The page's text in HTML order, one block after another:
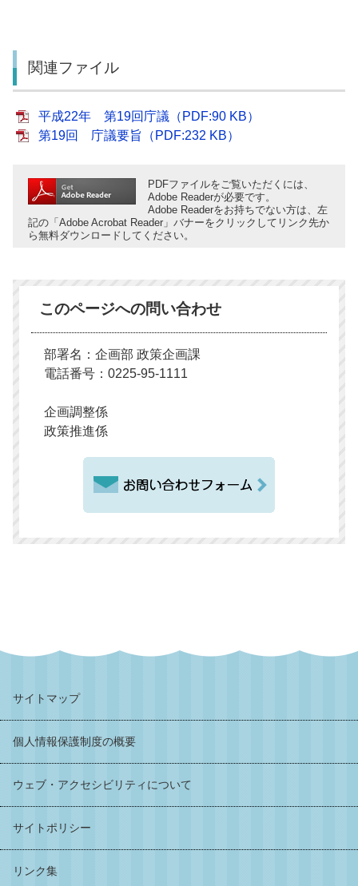
関連ファイル
平成22年 第19回庁議（PDF:90 KB）
第19回 庁議要旨（PDF:232 KB）
PDFファイルをご覧いただくには、
Adobe Readerが必要です。
Adobe Readerをお持ちでない方は、左
記の「Adobe Acrobat Reader」バナーをクリックしてリンク先か
ら無料ダウンロードしてください。
このページへの問い合わせ
部署名：企画部 政策企画課
電話番号：0225-95-1111
企画調整係
政策推進係
サイトマップ
個人情報保護制度の概要
ウェブ・アクセシビリティについて
サイトポリシー
リンク集